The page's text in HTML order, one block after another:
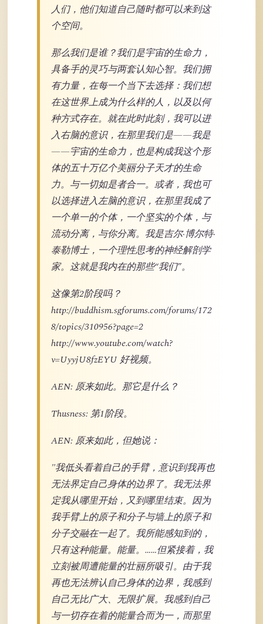
人们，他们知道自己随时都可以来到这
个空间。
那么我们是谁？我们是宇宙的生命力，
具备手的灵巧与两套认知心智。我们拥
有力量，在每一个当下去选择：我们想
在这世界上成为什么样的人，以及以何
种方式存在。就在此时此刻，我可以进
入右脑的意识，在那里我们是——我是
——宇宙的生命力，也是构成我这个形
体的五十万亿个美丽分子天才的生命
力。与一切如是者合一。或者，我也可
以选择进入左脑的意识，在那里我成了
一个单一的个体，一个坚实的个体，与
流动分离，与你分离。我是吉尔·博尔特·
泰勒博士，一个理性思考的神经解剖学
家。这就是我内在的那些“我们”。
这像第2阶段吗？
http://buddhism.sgforums.com/forums/172
8/topics/310956?page=2
http://www.youtube.com/watch?
v=UyyjU8fzEYU 好视频。
AEN: 原来如此。那它是什么？
Thusness: 第1阶段。
AEN: 原来如此，但她说：
"我低头看着自己的手臂，意识到我再也
无法界定自己身体的边界了。我无法界
定我从哪里开始，又到哪里结束。因为
我手臂上的原子和分子与墙上的原子和
分子交融在一起了。我所能感知到的，
只有这种能量。能量。……但紧接着，我
立刻被周遭能量的壮丽所吸引。由于我
再也无法辨认自己身体的边界，我感到
自己无比广大、无限扩展。我感到自己
与一切存在着的能量合而为一，而那里